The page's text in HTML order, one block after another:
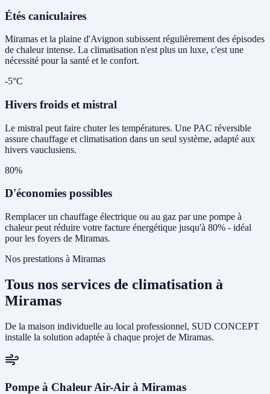
Étés caniculaires
Miramas et la plaine d'Avignon subissent régulièrement des épisodes
de chaleur intense. La climatisation n'est plus un luxe, c'est une
nécessité pour la santé et le confort.
-5°C
Hivers froids et mistral
Le mistral peut faire chuter les températures. Une PAC réversible
assure chauffage et climatisation dans un seul système, adapté aux
hivers vauclusiens.
80%
D'économies possibles
Remplacer un chauffage électrique ou au gaz par une pompe à
chaleur peut réduire votre facture énergétique jusqu'à 80% - idéal
pour les foyers de Miramas.
Nos prestations à Miramas
Tous nos services de climatisation à
Miramas
De la maison individuelle au local professionnel, SUD CONCEPT
installe la solution adaptée à chaque projet de Miramas.
Pompe à Chaleur Air-Air à Miramas